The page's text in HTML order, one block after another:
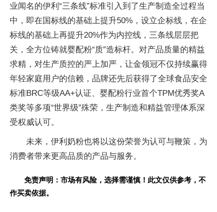
业闻名的伊利“三条线”标准引入到了生产制造全过程当
中，即在国标线的基础上提升50%，设立企标线，在企
标线的基础上再提升20%作为内控线，三条线层层把
关，全方位铸就婴配粉“质”造标杆。对产品质量的精益
求精，对生产质控的严上加严，让金领冠不仅持续赢得
年轻家庭用户的信赖，品牌还先后获得了全球食品安全
标准BRC等级AA+认证、婴配粉行业首个TPM优秀奖A
类奖等多项“世界级”殊荣，生产制造和精益管理体系深
受权威认可。
未来，伊利奶粉也将以这份荣誉为认可与鞭策，为
消费者带来更高品质的产品与服务。
免责声明：市场有风险，选择需谨慎！此文仅供参考，不
作买卖依据。